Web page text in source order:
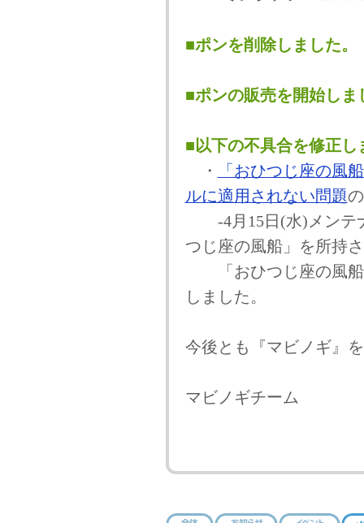
■ポンを削除しました。
■ポンの販売を開始しま
■以下の不具合を修正し
・
「おひつじ座の風
ルに適用されない問題
-4月15日(水)メンテ
つじ座の風船」を所持
「おひつじ座の風船
しました。
今後とも『マビノギ』
マビノギチーム